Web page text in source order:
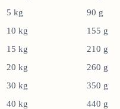
5 kg
90 g
10 kg
155 g
15 kg
210 g
20 kg
260 g
30 kg
350 g
40 kg
440 g